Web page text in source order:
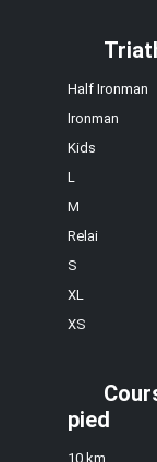
Half Ironman
Ironman
Kids
L
M
Relai
S
XL
XS
pied
10 km